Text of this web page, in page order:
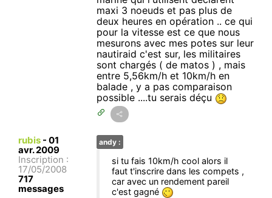
maxi 3 noeuds et pas plus de
deux heures en opération .. ce qui
pour la vitesse est ce que nous
mesurons avec mes potes sur leur
nautiraid c'est sur, les militaires
sont chargés ( de matos ) , mais
entre 5,56km/h et 10km/h en
balade , y a pas comparaison
possible ....tu serais déçu
rubis - 01
avr. 2009
Inscription :
17/05/2008
717
messages
andy :
si tu fais 10km/h cool alors il
faut t'inscrire dans les compets ,
car avec un rendement pareil
c'est gagné